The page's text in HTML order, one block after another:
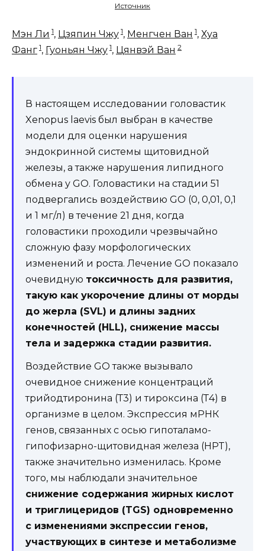
Источник
Мэн Ли 1, Цзяпин Чжу 1, Менгчен Ван 1, Хуа
Фанг 1, Гуоньян Чжу 1, Цянвэй Ван 2
В настоящем исследовании головастик
Xenopus laevis был выбран в качестве
модели для оценки нарушения
эндокринной системы щитовидной
железы, а также нарушения липидного
обмена у GO. Головастики на стадии 51
подвергались воздействию GO (0, 0,01, 0,1
и 1 мг/л) в течение 21 дня, когда
головастики проходили чрезвычайно
сложную фазу морфологических
изменений и роста. Лечение GO показало
очевидную токсичность для развития,
такую как укорочение длины от морды
до жерла (SVL) и длины задних
конечностей (HLL), снижение массы
тела и задержка стадии развития.
Воздействие GO также вызывало
очевидное снижение концентраций
трийодтиронина (Т3) и тироксина (Т4) в
организме в целом. Экспрессия мРНК
генов, связанных с осью гипоталамо-
гипофизарно-щитовидная железа (HPT),
также значительно изменилась. Кроме
того, мы наблюдали значительное
снижение содержания жирных кислот
и триглицеридов (TGS) одновременно
с изменениями экспрессии генов,
участвующих в синтезе и метаболизме